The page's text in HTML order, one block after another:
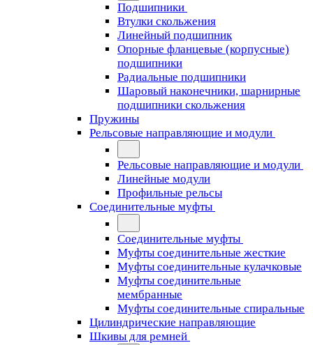
Подшипники
Втулки скольжения
Линейный подшипник
Опорные фланцевые (корпусные)
подшипники
Радиальные подшипники
Шаровый наконечники, шарнирные
подшипники скольжения
Пружины
Рельсовые направляющие и модули
Рельсовые направляющие и модули
Линейные модули
Профильные рельсы
Соединительные муфты
Соединительные муфты
Муфты соединительные жесткие
Муфты соединительные кулачковые
Муфты соединительные
мембранные
Муфты соединительные спиральные
Цилиндрические направляющие
Шкивы для ремней